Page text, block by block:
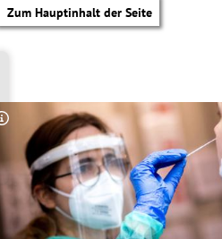
Zum Hauptinhalt der Seite
Copyright-Hinweis öffnen/schließen